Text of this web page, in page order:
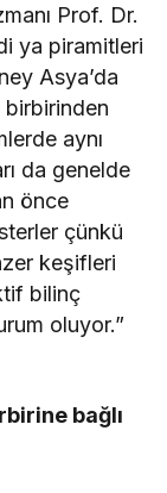
Prof. Dr.
ya piramitleri
Asya’da
birbirinden
aynı
da genelde
önce
çünkü
keşifleri
bilinç
oluyor.”
bağlı